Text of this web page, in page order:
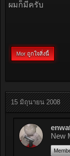
ผมก็มีครับ
Mor ถูกใจสิ่งนี้
15 มิถุนายน 2008
New